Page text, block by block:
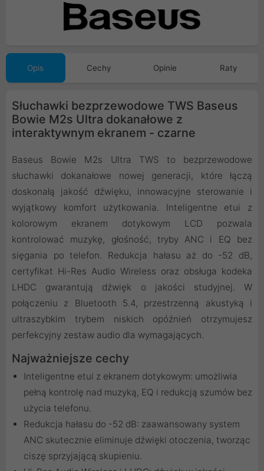
Opis Cechy Opinie Raty
Słuchawki bezprzewodowe TWS Baseus
Bowie M2s Ultra dokanałowe z
interaktywnym ekranem - czarne
Baseus Bowie M2s Ultra TWS to bezprzewodowe
słuchawki dokanałowe nowej generacji, które łączą
doskonałą jakość dźwięku, innowacyjne sterowanie i
wyjątkowy komfort użytkowania. Inteligentne etui z
kolorowym ekranem dotykowym LCD pozwala
kontrolować muzykę, głośność, tryby ANC i EQ bez
sięgania po telefon. Redukcja hałasu aż do -52 dB,
certyfikat Hi-Res Audio Wireless oraz obsługa kodeka
LHDC gwarantują dźwięk o jakości studyjnej. W
połączeniu z Bluetooth 5.4, przestrzenną akustyką i
ultraszybkim trybem niskich opóźnień otrzymujesz
perfekcyjny zestaw audio dla wymagających.
Najważniejsze cechy
Inteligentne etui z ekranem dotykowym: umożliwia
pełną kontrolę nad muzyką, EQ i redukcją szumów bez
użycia telefonu.
Redukcja hałasu do -52 dB: zaawansowany system
ANC skutecznie eliminuje dźwięki otoczenia, tworząc
ciszę sprzyjającą skupieniu.